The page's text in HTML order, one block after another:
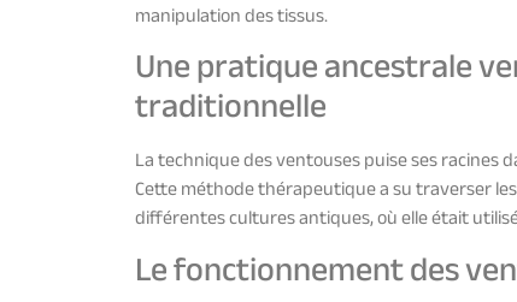
manipulation des tissus.
Une pratique ancestrale
traditionnelle
La technique des ventouses puise ses racines
Cette méthode thérapeutique a su traverser
différentes cultures antiques, où elle était
Le fonctionnement des